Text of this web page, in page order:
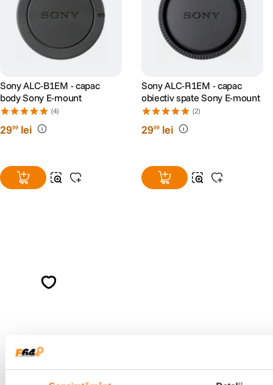
Sony ALC-B1EM - capac
body Sony E-mount
(4)
2999 lei
Sony ALC-R1EM - capac
obiectiv spate Sony E-mount
(2)
2999 lei
Consultanta